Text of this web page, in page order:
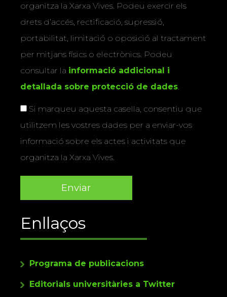
organitza la Xarxa Vives. Podeu exercir els
drets d’accés, rectificació, supressió,
portabilitat, limitació o oposició al tractament
per mitjans físics o electrònics. Podeu
consultar la informació addicional i
detallada sobre protecció de dades.
Si marqueu aquesta casella, consentiu que
utilitzem les vostres dades per a enviar-vos
informació sobre els actes i activitats que
organitza la Xarxa Vives.
Enllaços
Programa de publicacions
Editorials universitàries a Twitter